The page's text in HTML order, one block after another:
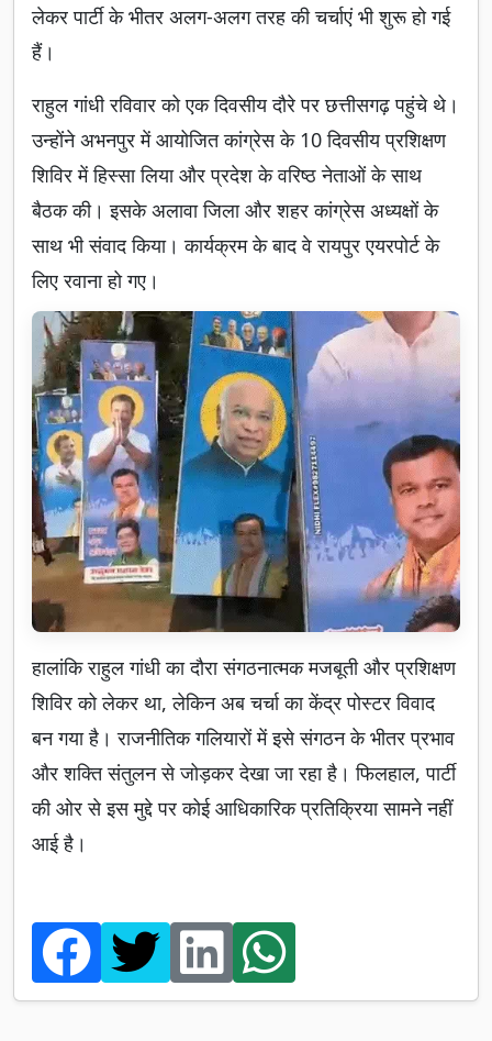
लेकर पार्टी के भीतर अलग-अलग तरह की चर्चाएं भी शुरू हो गई
हैं।
राहुल गांधी रविवार को एक दिवसीय दौरे पर छत्तीसगढ़ पहुंचे थे।
उन्होंने अभनपुर में आयोजित कांग्रेस के 10 दिवसीय प्रशिक्षण
शिविर में हिस्सा लिया और प्रदेश के वरिष्ठ नेताओं के साथ
बैठक की। इसके अलावा जिला और शहर कांग्रेस अध्यक्षों के
साथ भी संवाद किया। कार्यक्रम के बाद वे रायपुर एयरपोर्ट के
लिए रवाना हो गए।
हालांकि राहुल गांधी का दौरा संगठनात्मक मजबूती और प्रशिक्षण
शिविर को लेकर था, लेकिन अब चर्चा का केंद्र पोस्टर विवाद
बन गया है। राजनीतिक गलियारों में इसे संगठन के भीतर प्रभाव
और शक्ति संतुलन से जोड़कर देखा जा रहा है। फिलहाल, पार्टी
की ओर से इस मुद्दे पर कोई आधिकारिक प्रतिक्रिया सामने नहीं
आई है।